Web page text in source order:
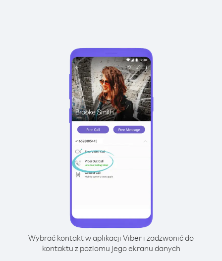
Wybrać kontakt w aplikacji Viber i zadzwonić do
kontaktu z poziomu jego ekranu danych